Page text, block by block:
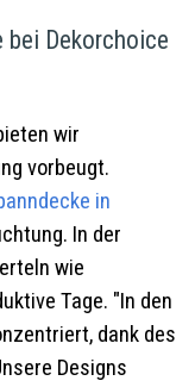
bei Dekorchoice
wir
vorbeugt.
in
In der
wie
Tage. "In den
dank des
Designs